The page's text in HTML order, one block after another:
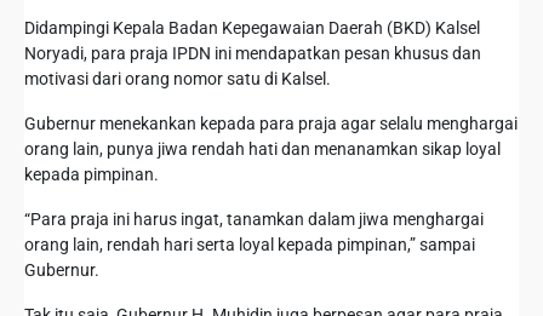
Didampingi Kepala Badan Kepegawaian Daerah (BKD) Kalsel
Noryadi, para praja IPDN ini mendapatkan pesan khusus dan
motivasi dari orang nomor satu di Kalsel.
Gubernur menekankan kepada para praja agar selalu menghargai
orang lain, punya jiwa rendah hati dan menanamkan sikap loyal
kepada pimpinan.
“Para praja ini harus ingat, tanamkan dalam jiwa menghargai
orang lain, rendah hari serta loyal kepada pimpinan,” sampai
Gubernur.